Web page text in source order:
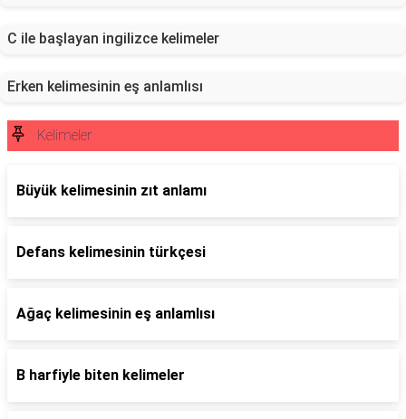
C ile başlayan ingilizce kelimeler
Erken kelimesinin eş anlamlısı
Kelimeler
Büyük kelimesinin zıt anlamı
Defans kelimesinin türkçesi
Ağaç kelimesinin eş anlamlısı
B harfiyle biten kelimeler